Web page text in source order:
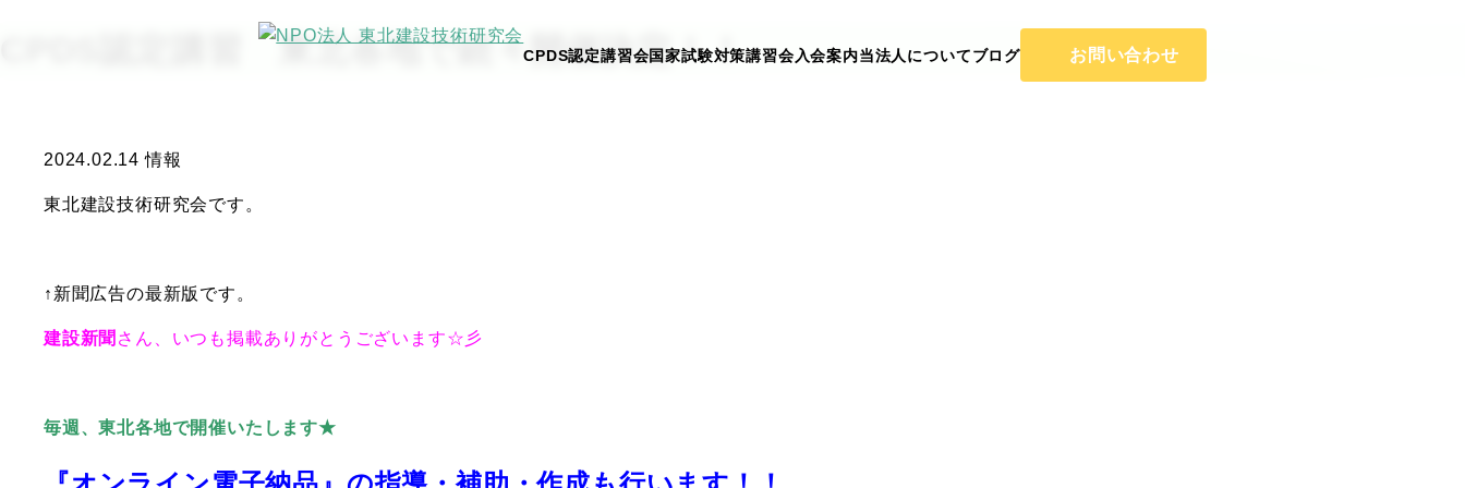
CPDS認定講習会国家試験対策講習会入会案内当法人についてブログ お問い合わせ
CPDS認定講習 東北各地で続々開催決定！！
2024.02.14 情報
東北建設技術研究会です。
↑新聞広告の最新版です。
建設新聞 さん、いつも掲載ありがとうございます☆彡
毎週、東北各地で開催いたします★